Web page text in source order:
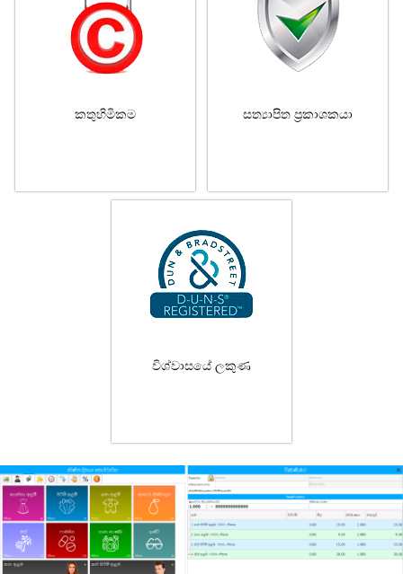
කතුහිමිකම සත්‍යාපිත ප්‍රකාශකයා
විශ්වාසයේ ලකුණ